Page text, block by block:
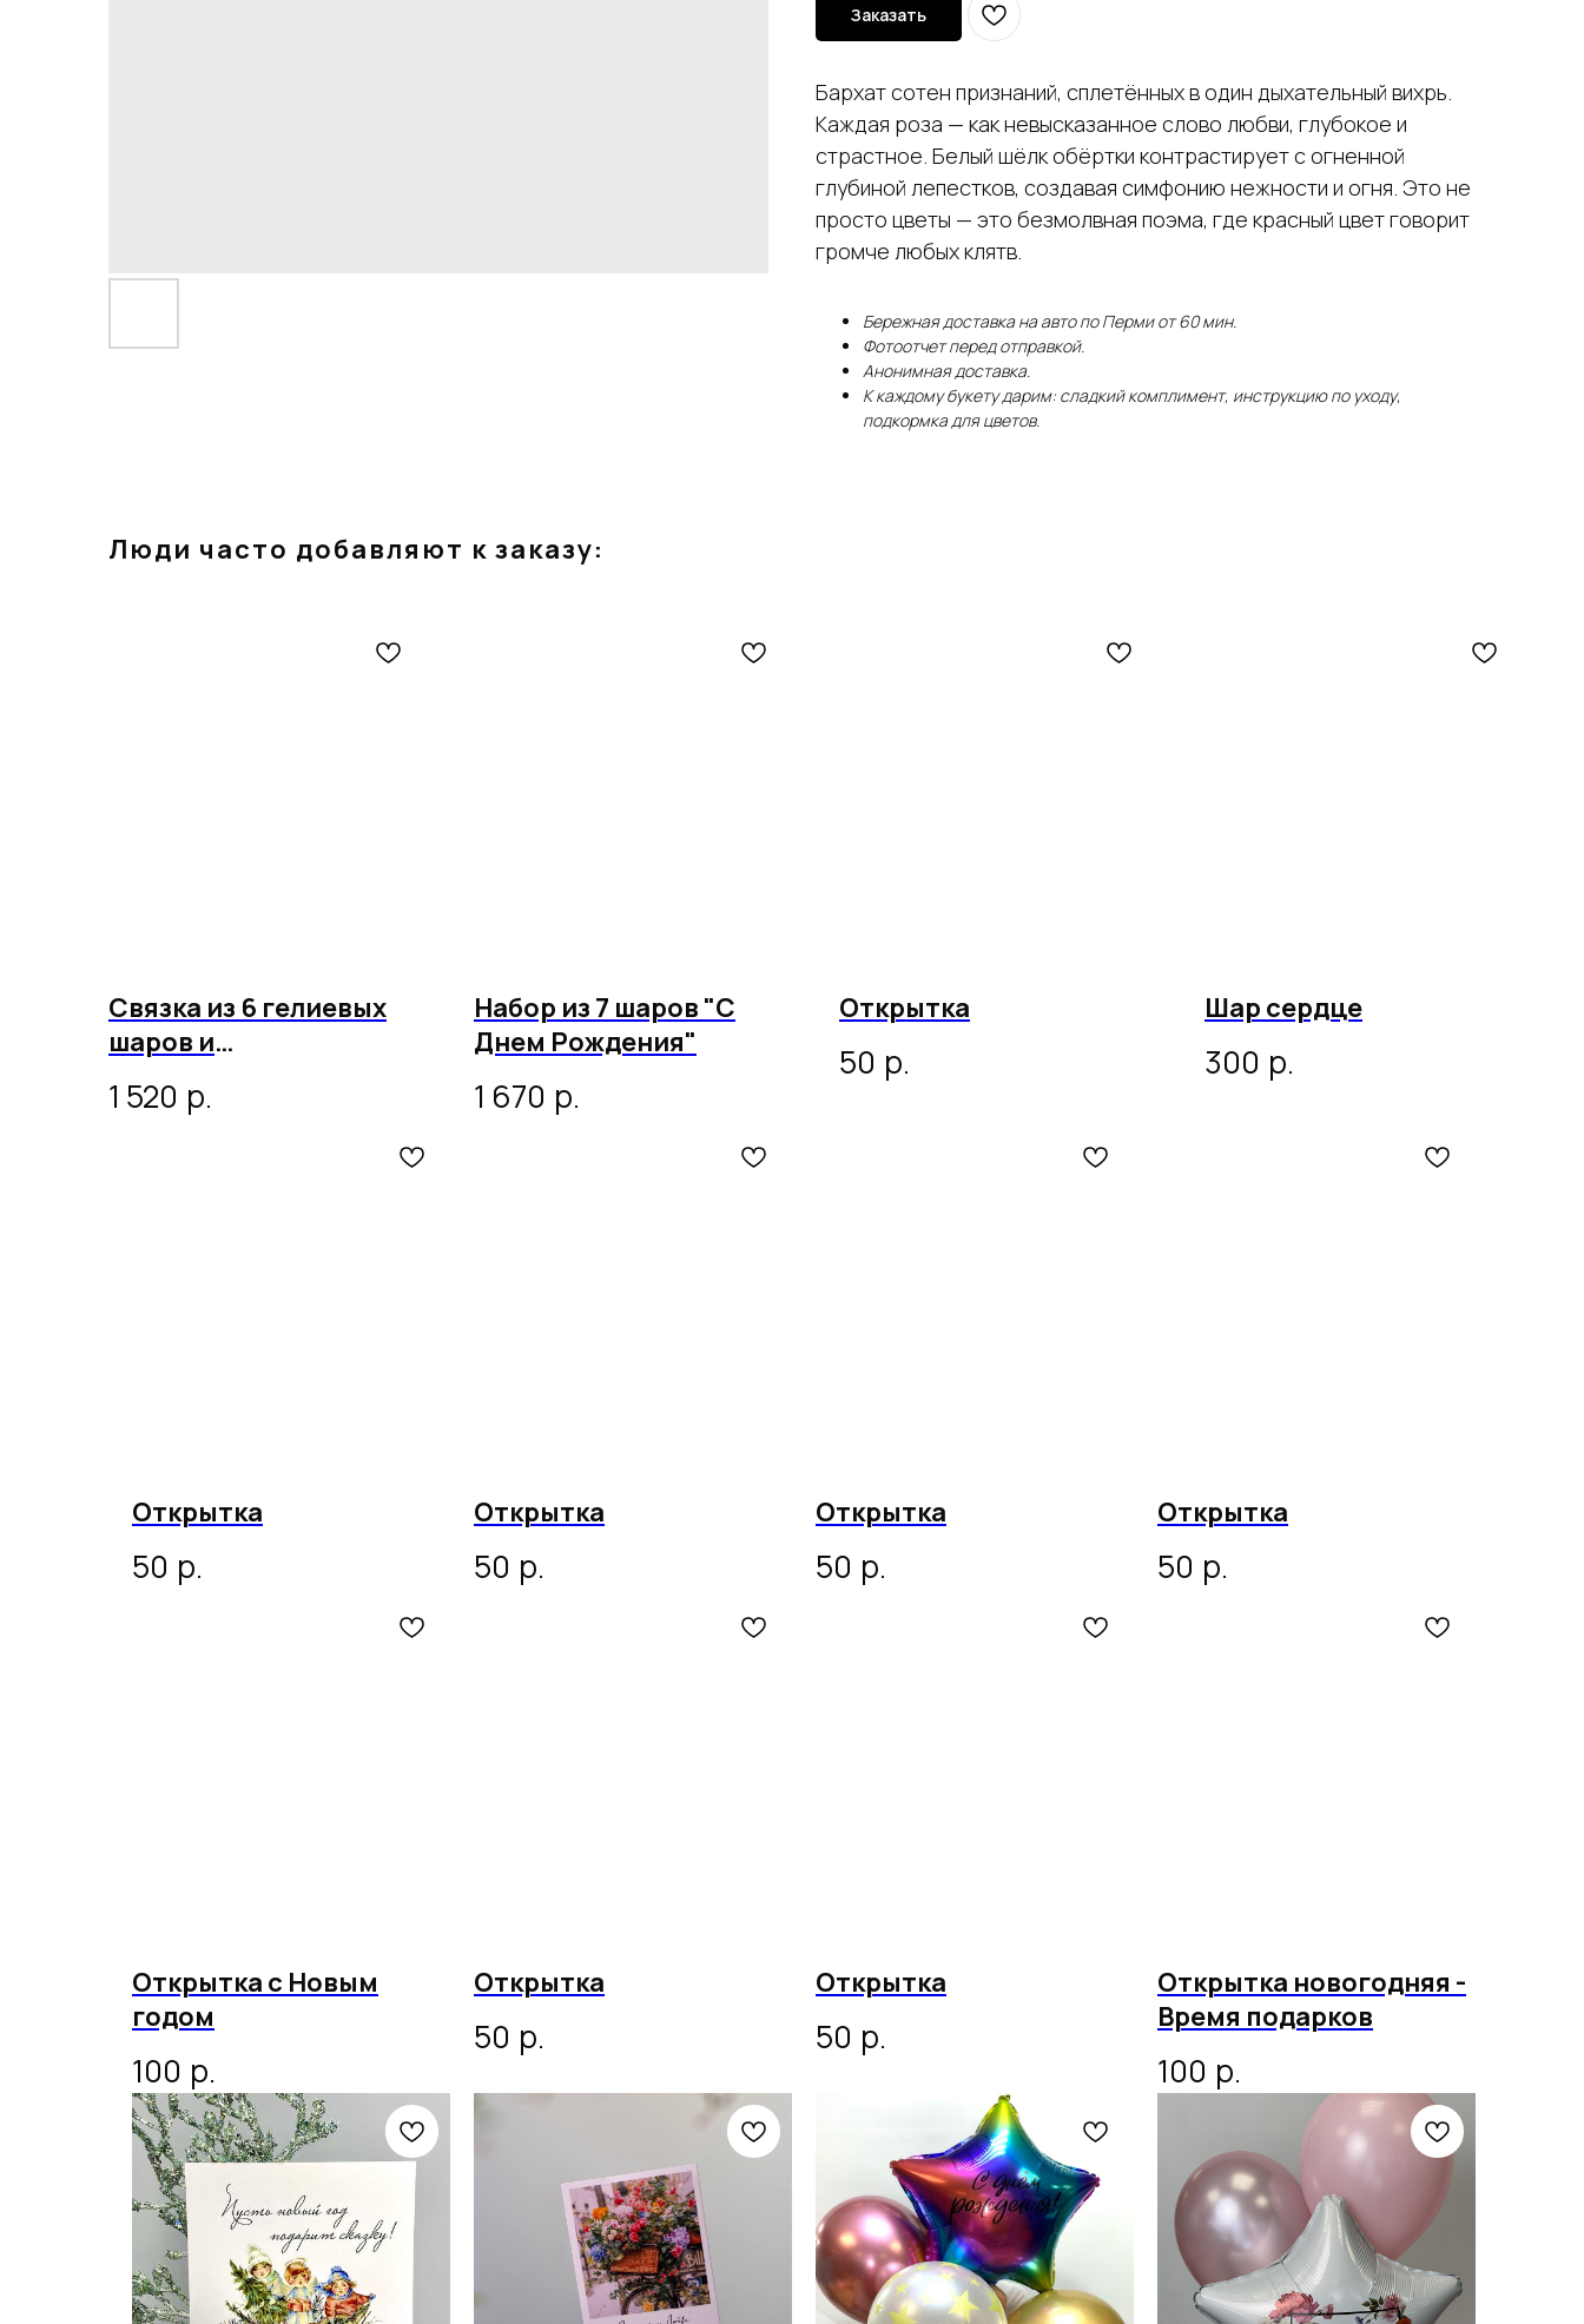
Заказать
Бархат сотен признаний, сплетённых в один дыхательный вихрь.
Каждая роза — как невысказанное слово любви, глубокое и
страстное. Белый шёлк обёртки контрастирует с огненной
глубиной лепестков, создавая симфонию нежности и огня. Это не
просто цветы — это безмолвная поэма, где красный цвет говорит
громче любых клятв.
Бережная доставка на авто по Перми от 60 мин.
Фотоотчет перед отправкой.
Анонимная доставка.
К каждому букету дарим: сладкий комплимент, инструкцию по уходу,
подкормка для цветов.
Люди часто добавляют к заказу:
Связка из 6 гелиевых
шаров и
1 520 р.
Набор из 7 шаров "С
Днем Рождения"
1 670 р.
Открытка
50 р.
Шар сердце
300 р.
Открытка
50 р.
Открытка
50 р.
Открытка
50 р.
Открытка
50 р.
Открытка с Новым
годом
100 р.
Открытка
50 р.
Открытка
50 р.
Открытка новогодняя -
Время подарков
100 р.